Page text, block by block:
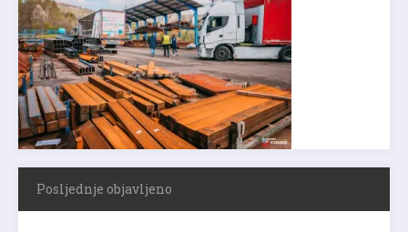
Posljednje objavljeno